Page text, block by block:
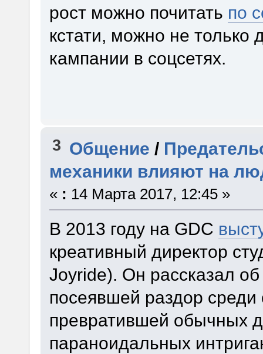
рост можно почитать по
кстати, можно не только
кампании в соцсетях.
3 Общение /
механики влияют на
« : 14 Марта 2017, 12:45 »
В 2013 году на GDC
креативный директор
Joyride). Он рассказал
посеявшей раздор среди
превратившей обычных
параноидальных